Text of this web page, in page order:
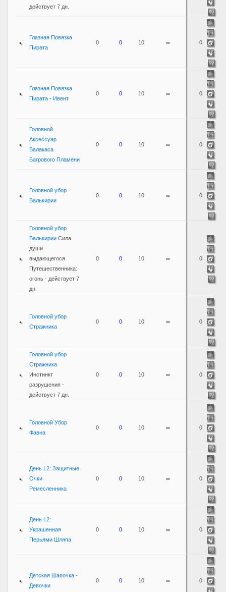
действует 7 дн.
Глазная Повязка
Пирата
0 0 10 ∞ 0
Глазная Повязка
Пирата - Ивент
0 0 10 ∞ 0
Головной
Аксессуар
Валакаса
Багрового Пламени
0 0 10 ∞ 0
Головной убор
Валькирии
0 0 10 ∞ 0
Головной убор
Валькирии Сила
души
выдающегося
Путешественника:
огонь - действует 7
дн.
0 0 10 ∞ 0
Головной убор
Стражника
0 0 10 ∞ 0
Головной убор
Стражника
Инстинкт
разрушения -
действует 7 дн.
0 0 10 ∞ 0
Головной Убор
Фавна
0 0 10 ∞ 0
День L2: Защитные
Очки
Ремесленника
0 0 10 ∞ 0
День L2:
Украшенная
Перьями Шляпа
0 0 10 ∞ 0
Детская Шапочка -
Девочки
0 0 10 ∞ 0